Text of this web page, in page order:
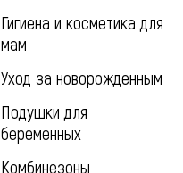
Гигиена и косметика для
мам
Уход за новорожденным
Подушки для
беременных
Комбинезоны